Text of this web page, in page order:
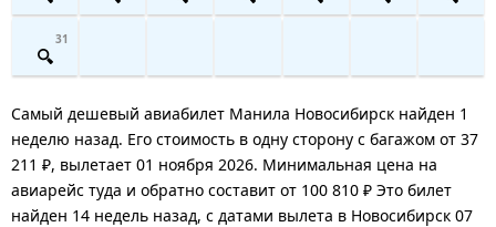
31
Самый дешевый авиабилет Манила Новосибирск найден 1
неделю назад. Его стоимость в одну сторону с багажом от 37
211 ₽, вылетает 01 ноября 2026. Минимальная цена на
авиарейс туда и обратно составит от 100 810 ₽ Это билет
найден 14 недель назад, с датами вылета в Новосибирск 07